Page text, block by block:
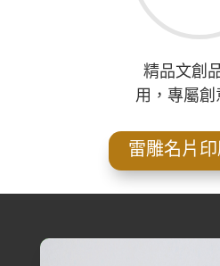
精品文創
用，專屬
雷雕名片